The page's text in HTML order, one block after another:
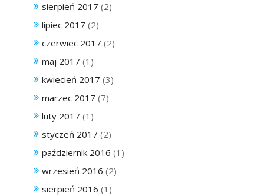
sierpień 2017 (2)
lipiec 2017 (2)
czerwiec 2017 (2)
maj 2017 (1)
kwiecień 2017 (3)
marzec 2017 (7)
luty 2017 (1)
styczeń 2017 (2)
październik 2016 (1)
wrzesień 2016 (2)
sierpień 2016 (1)